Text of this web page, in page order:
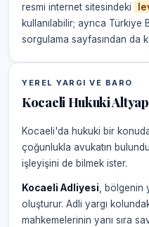
resmi internet sitesindeki
kullanılabilir; ayrıca
sorgulama sayfasından da
YEREL YARGI VE BARO
Kocaeli Hukuki
Kocaeli'da hukuki bir
çoğunlukla avukatın
işleyişini de bilmek ister.
Kocaeli Adliyesi , bölgenin
oluşturur. Adli yargı
mahkemelerinin yanı sıra